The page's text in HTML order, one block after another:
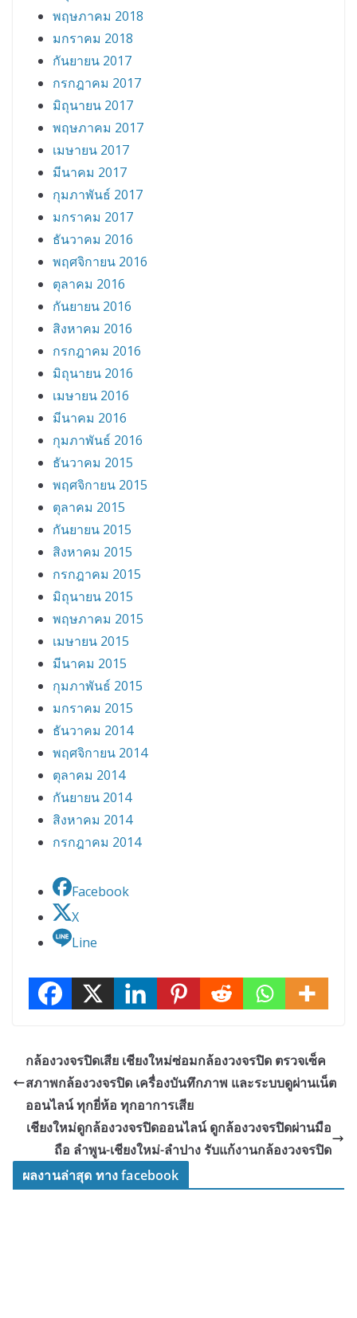
พฤษภาคม 2018
มกราคม 2018
กันยายน 2017
กรกฎาคม 2017
มิถุนายน 2017
พฤษภาคม 2017
เมษายน 2017
มีนาคม 2017
กุมภาพันธ์ 2017
มกราคม 2017
ธันวาคม 2016
พฤศจิกายน 2016
ตุลาคม 2016
กันยายน 2016
สิงหาคม 2016
กรกฎาคม 2016
มิถุนายน 2016
เมษายน 2016
มีนาคม 2016
กุมภาพันธ์ 2016
ธันวาคม 2015
พฤศจิกายน 2015
ตุลาคม 2015
กันยายน 2015
สิงหาคม 2015
กรกฎาคม 2015
มิถุนายน 2015
พฤษภาคม 2015
เมษายน 2015
มีนาคม 2015
กุมภาพันธ์ 2015
มกราคม 2015
ธันวาคม 2014
พฤศจิกายน 2014
ตุลาคม 2014
กันยายน 2014
สิงหาคม 2014
กรกฎาคม 2014
Facebook
X
Line
กล้องวงจรปิดเสีย เชียงใหม่ซ่อมกล้องวงจรปิด ตรวจเซ็ค
สภาพกล้องวงจรปิด เครื่องบันทึกภาพ และระบบดูผ่านเน็ต
ออนไลน์ ทุกยี่ห้อ ทุกอาการเสีย
เชียงใหม่ดูกล้องวงจรปิดออนไลน์ ดูกล้องวงจรปิดผ่านมือ
ถือ ลำพูน-เชียงใหม่-ลำปาง รับแก้งานกล้องวงจรปิด
ผลงานล่าสุด ทาง facebook